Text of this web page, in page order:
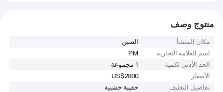
منتوج وصف
مكان المنشأ
الصين
اسم العلامة التجارية
PM
الحد الأدنى لكمية
1 مجموعة
الأسعار
US$2800
تفاصيل التغليف
حقيبة خشبية